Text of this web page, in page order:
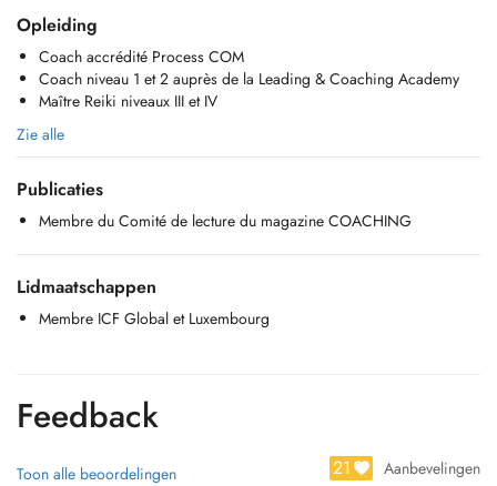
EN
As a psychopractitioner specializing in neurodivergence
(GiftednessADHD), an accredited Process COM coach, Reiki master,
and bioenergetic therapist, I guide individuals who are ready to create
meaningful change in their lives. Together, we open the path to greater
clarity, serenity, and energyhelping you find purpose and unlock your
NL
Als psychopracticus gespecialiseerd in neurodivergentie
(HoogbegaafdheidADHD), geaccrediteerde Process COM-coach,
Reikimaster en bio-energetisch therapeute begeleid ik mensen die hun
leven willen transformeren. Samen creëren we een pad naar meer
helderheid, rust en energie, zodat je keuzes meer betekenis krijgen en
je jouw volledige potentieel kunt ontplooien.
Opleiding
Coach accrédité Process COM
Coach niveau 1 et 2 auprès de la Leading & Coaching Academy
Maître Reiki niveaux III et IV
Zie alle
Publicaties
Membre du Comité de lecture du magazine COACHING
Lidmaatschappen
Membre ICF Global et Luxembourg
Feedback
Toon alle beoordelingen 21 Aanbevelingen